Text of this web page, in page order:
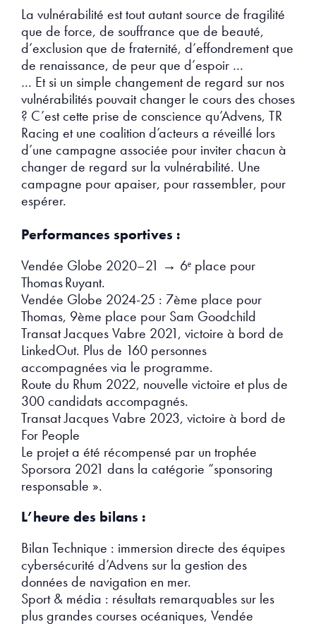
La vulnérabilité est tout autant source de fragilité
que de force, de souffrance que de beauté,
d’exclusion que de fraternité, d’effondrement que
de renaissance, de peur que d’espoir …
… Et si un simple changement de regard sur nos
vulnérabilités pouvait changer le cours des choses
? C’est cette prise de conscience qu’Advens, TR
Racing et une coalition d’acteurs a réveillé lors
d’une campagne associée pour inviter chacun à
changer de regard sur la vulnérabilité. Une
campagne pour apaiser, pour rassembler, pour
espérer.
Performances sportives :
Vendée Globe 2020–21 → 6ᵉ place pour
Thomas Ruyant.
Vendée Globe 2024-25 : 7ème place pour
Thomas, 9ème place pour Sam Goodchild
Transat Jacques Vabre 2021, victoire à bord de
LinkedOut. Plus de 160 personnes
accompagnées via le programme.
Route du Rhum 2022, nouvelle victoire et plus de
300 candidats accompagnés.
Transat Jacques Vabre 2023, victoire à bord de
For People
Le projet a été récompensé par un trophée
Sporsora 2021 dans la catégorie “sponsoring
responsable ».
L’heure des bilans :
Bilan Technique : immersion directe des équipes
cybersécurité d’Advens sur la gestion des
données de navigation en mer.
Sport & média : résultats remarquables sur les
plus grandes courses océaniques, Vendée